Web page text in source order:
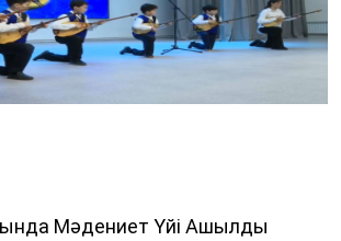
Мәдениет Үйі Ашылды